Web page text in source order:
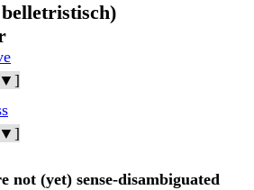
▼]
▼]
not (yet) sense-disambiguated